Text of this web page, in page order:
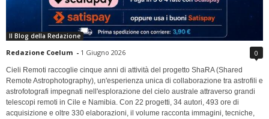
Il Blog della Redazione
Redazione Coelum - 1 Giugno 2026 0
Cieli Remoti raccoglie cinque anni di attività del progetto ShaRA (Shared
Remote Astrophotography), un'esperienza unica di collaborazione tra astrofili e
astrofotografi impegnati nell'esplorazione del cielo australe attraverso grandi
telescopi remoti in Cile e Namibia. Con 22 progetti, 34 autori, 493 ore di
acquisizione e oltre 330 elaborazioni, il volume racconta immagini, tecniche,